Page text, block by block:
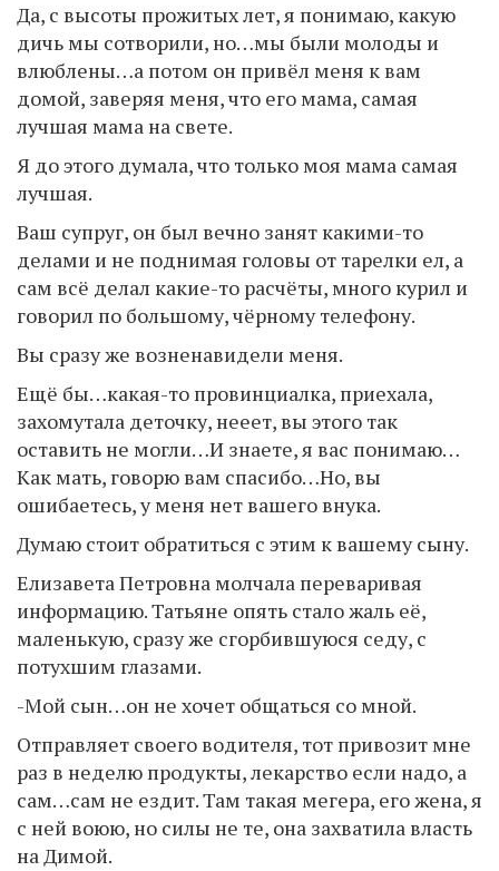
Да, с высоты прожитых лет, я понимаю, какую
дичь мы сотворили, но…мы были молоды и
влюблены…а потом он привёл меня к вам
домой, заверяя меня, что его мама, самая
лучшая мама на свете.
Я до этого думала, что только моя мама самая
лучшая.
Ваш супруг, он был вечно занят какими-то
делами и не поднимая головы от тарелки ел, а
сам всё делал какие-то расчёты, много курил и
говорил по большому, чёрному телефону.
Вы сразу же возненавидели меня.
Ещё бы…какая-то провинциалка, приехала,
захомутала деточку, нееет, вы этого так
оставить не могли…И знаете, я вас понимаю…
Как мать, говорю вам спасибо…Но, вы
ошибаетесь, у меня нет вашего внука.
Думаю стоит обратиться с этим к вашему сыну.
Елизавета Петровна молчала переваривая
информацию. Татьяне опять стало жаль её,
маленькую, сразу же сгорбившуюся седу, с
потухшим глазами.
-Мой сын…он не хочет общаться со мной.
Отправляет своего водителя, тот привозит мне
раз в неделю продукты, лекарство если надо, а
сам…сам не ездит. Там такая мегера, его жена, я
с ней воюю, но силы не те, она захватила власть
на Димой.